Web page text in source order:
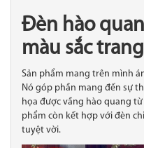
Đèn hào
màu sắc
Sản phẩm mang trên mình
Nó góp phần mang đến sự
họa được vầng hào quang
phẩm còn kết hợp với đèn
tuyệt vời.